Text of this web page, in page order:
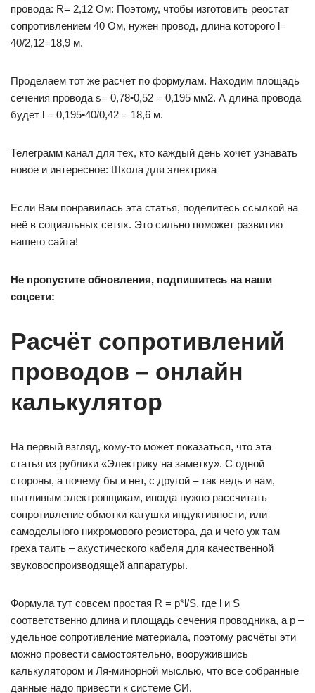
провода: R= 2,12 Ом: Поэтому, чтобы изготовить реостат
сопротивлением 40 Ом, нужен провод, длина которого l=
40/2,12=18,9 м.
Проделаем тот же расчет по формулам. Находим площадь
сечения провода s= 0,78•0,52 = 0,195 мм2. А длина провода
будет l = 0,195•40/0,42 = 18,6 м.
Телеграмм канал для тех, кто каждый день хочет узнавать
новое и интересное: Школа для электрика
Если Вам понравилась эта статья, поделитесь ссылкой на
неё в социальных сетях. Это сильно поможет развитию
нашего сайта!
Не пропустите обновления, подпишитесь на наши
соцсети:
Расчёт сопротивлений
проводов – онлайн
калькулятор
На первый взгляд, кому-то может показаться, что эта
статья из рублики «Электрику на заметку». С одной
стороны, а почему бы и нет, с другой – так ведь и нам,
пытливым электронщикам, иногда нужно рассчитать
сопротивление обмотки катушки индуктивности, или
самодельного нихромового резистора, да и чего уж там
греха таить – акустического кабеля для качественной
звуковоспроизводящей аппаратуры.
Формула тут совсем простая R = p*l/S, где l и S
соответственно длина и площадь сечения проводника, а p –
удельное сопротивление материала, поэтому расчёты эти
можно провести самостоятельно, вооружившись
калькулятором и Ля-минорной мыслью, что все собранные
данные надо привести к системе СИ.